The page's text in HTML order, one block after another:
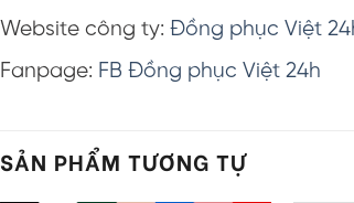
Website công ty: Đồng phục Việt
Fanpage: FB Đồng phục Việt 24h
SẢN PHẨM TƯƠNG TỰ